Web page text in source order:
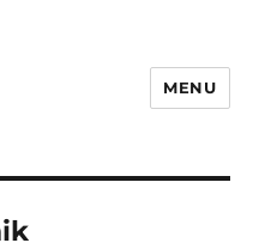
MENU